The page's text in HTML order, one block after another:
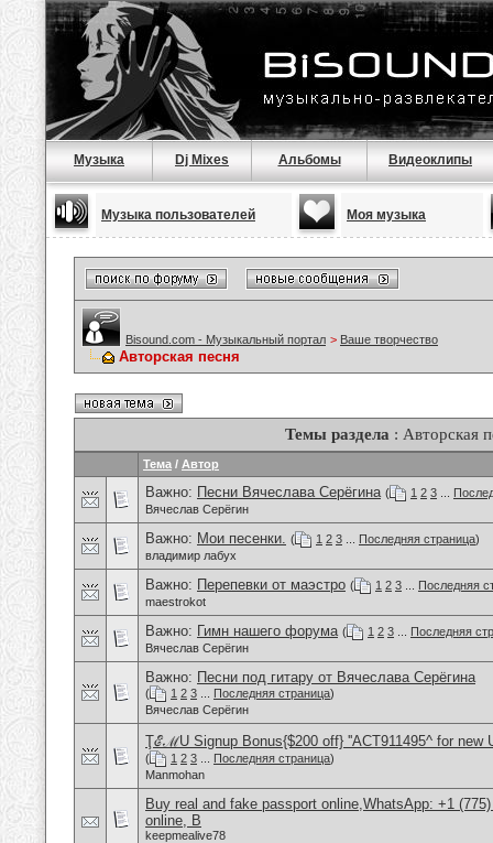
Музыка Dj Mixes Альбомы Видеоклипы
Музыка пользователей Моя музыка
Bisound.com - Музыкальный портал > Ваше творчество
Авторская песня
Темы раздела : Авторская
Тема / Автор
Важно: Песни Вячеслава Серёгина ( 1 2 3
Вячеслав Серёгин
Важно: Мои песенки. ( 1 2 3 Последняя страница)
владимир лабух
Важно: Перепевки от маэстро ( 1 2 3
Последняя
maestrokot
Важно: Гимн нашего форума ( 1 2 3
Последняя
Вячеслав Серёгин
Важно: Песни под гитару от Вячеслава Серёгина
( 1 2 3 Последняя страница)
Вячеслав Серёгин
ŢℰℳU Signup Bonus{$200 off} ''ACT911495^ for new
( 1 2 3 Последняя страница)
Manmohan
Buy real and fake passport online,WhatsApp: +1
online, B
keepmealive78